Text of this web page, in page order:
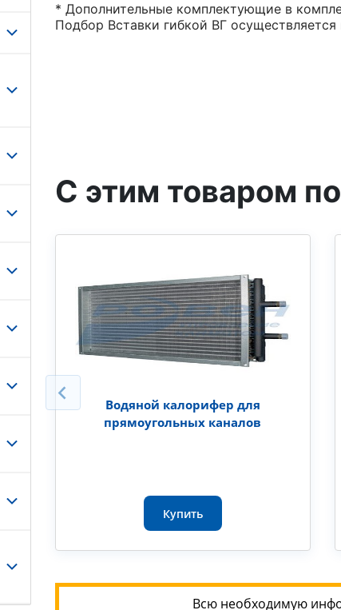
* Дополнительные комплектующие в
Подбор Вставки гибкой ВГ
С этим товаром
Водяной калорифер для
прямоугольных каналов
Купить
Всю необходимую